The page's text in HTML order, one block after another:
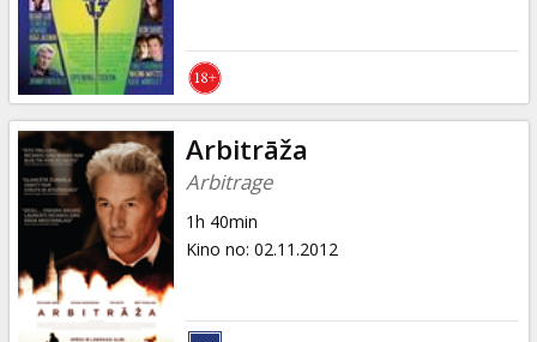
Arbitrāža
Arbitrage
1h 40min
Kino no: 02.11.2012